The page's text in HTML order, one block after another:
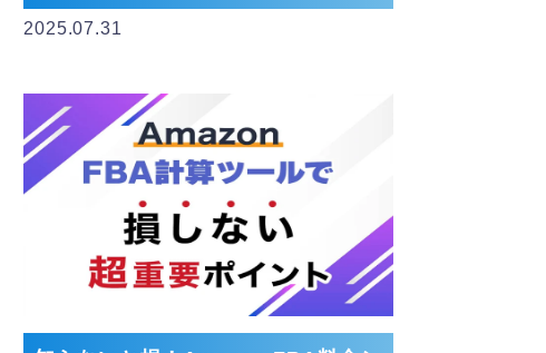
戦略のすべて
2025.07.31